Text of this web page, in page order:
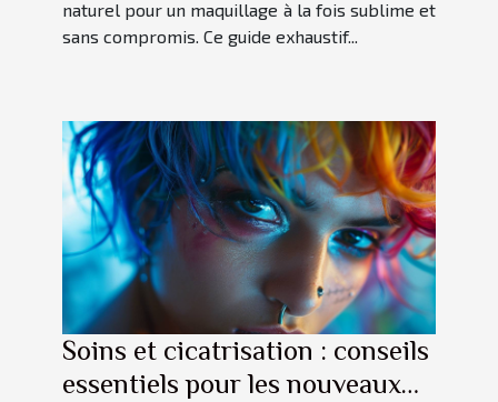
naturel pour un maquillage à la fois sublime et
sans compromis. Ce guide exhaustif...
Soins et cicatrisation : conseils
essentiels pour les nouveaux